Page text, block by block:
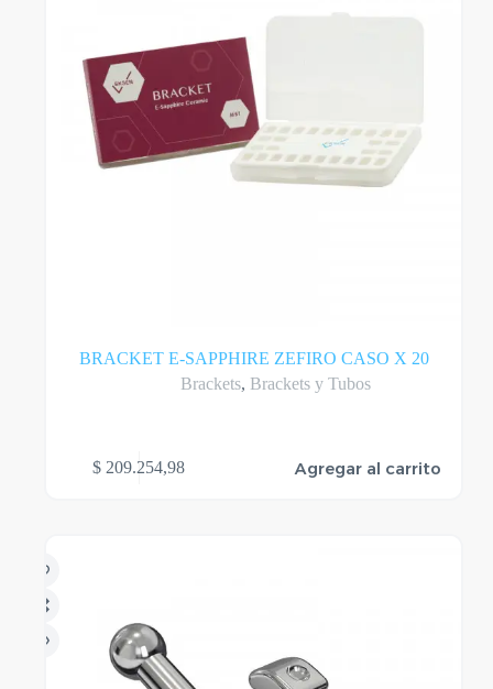
BRACKET E-SAPPHIRE ZEFIRO CASO X 20
Brackets, Brackets y Tubos
$ 209.254,98 Agregar al carrito